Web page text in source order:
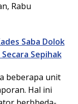
Rabu
Saba Dolok
Sepihak
beberapa unit
Hal ini